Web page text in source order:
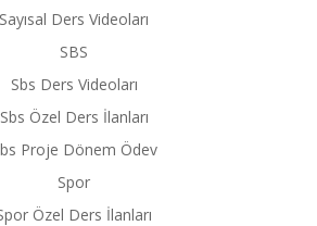
Sayısal Ders Videoları
SBS
Sbs Ders Videoları
Sbs Özel Ders İlanları
Proje Dönem Ödev
Spor
Özel Ders İlanları